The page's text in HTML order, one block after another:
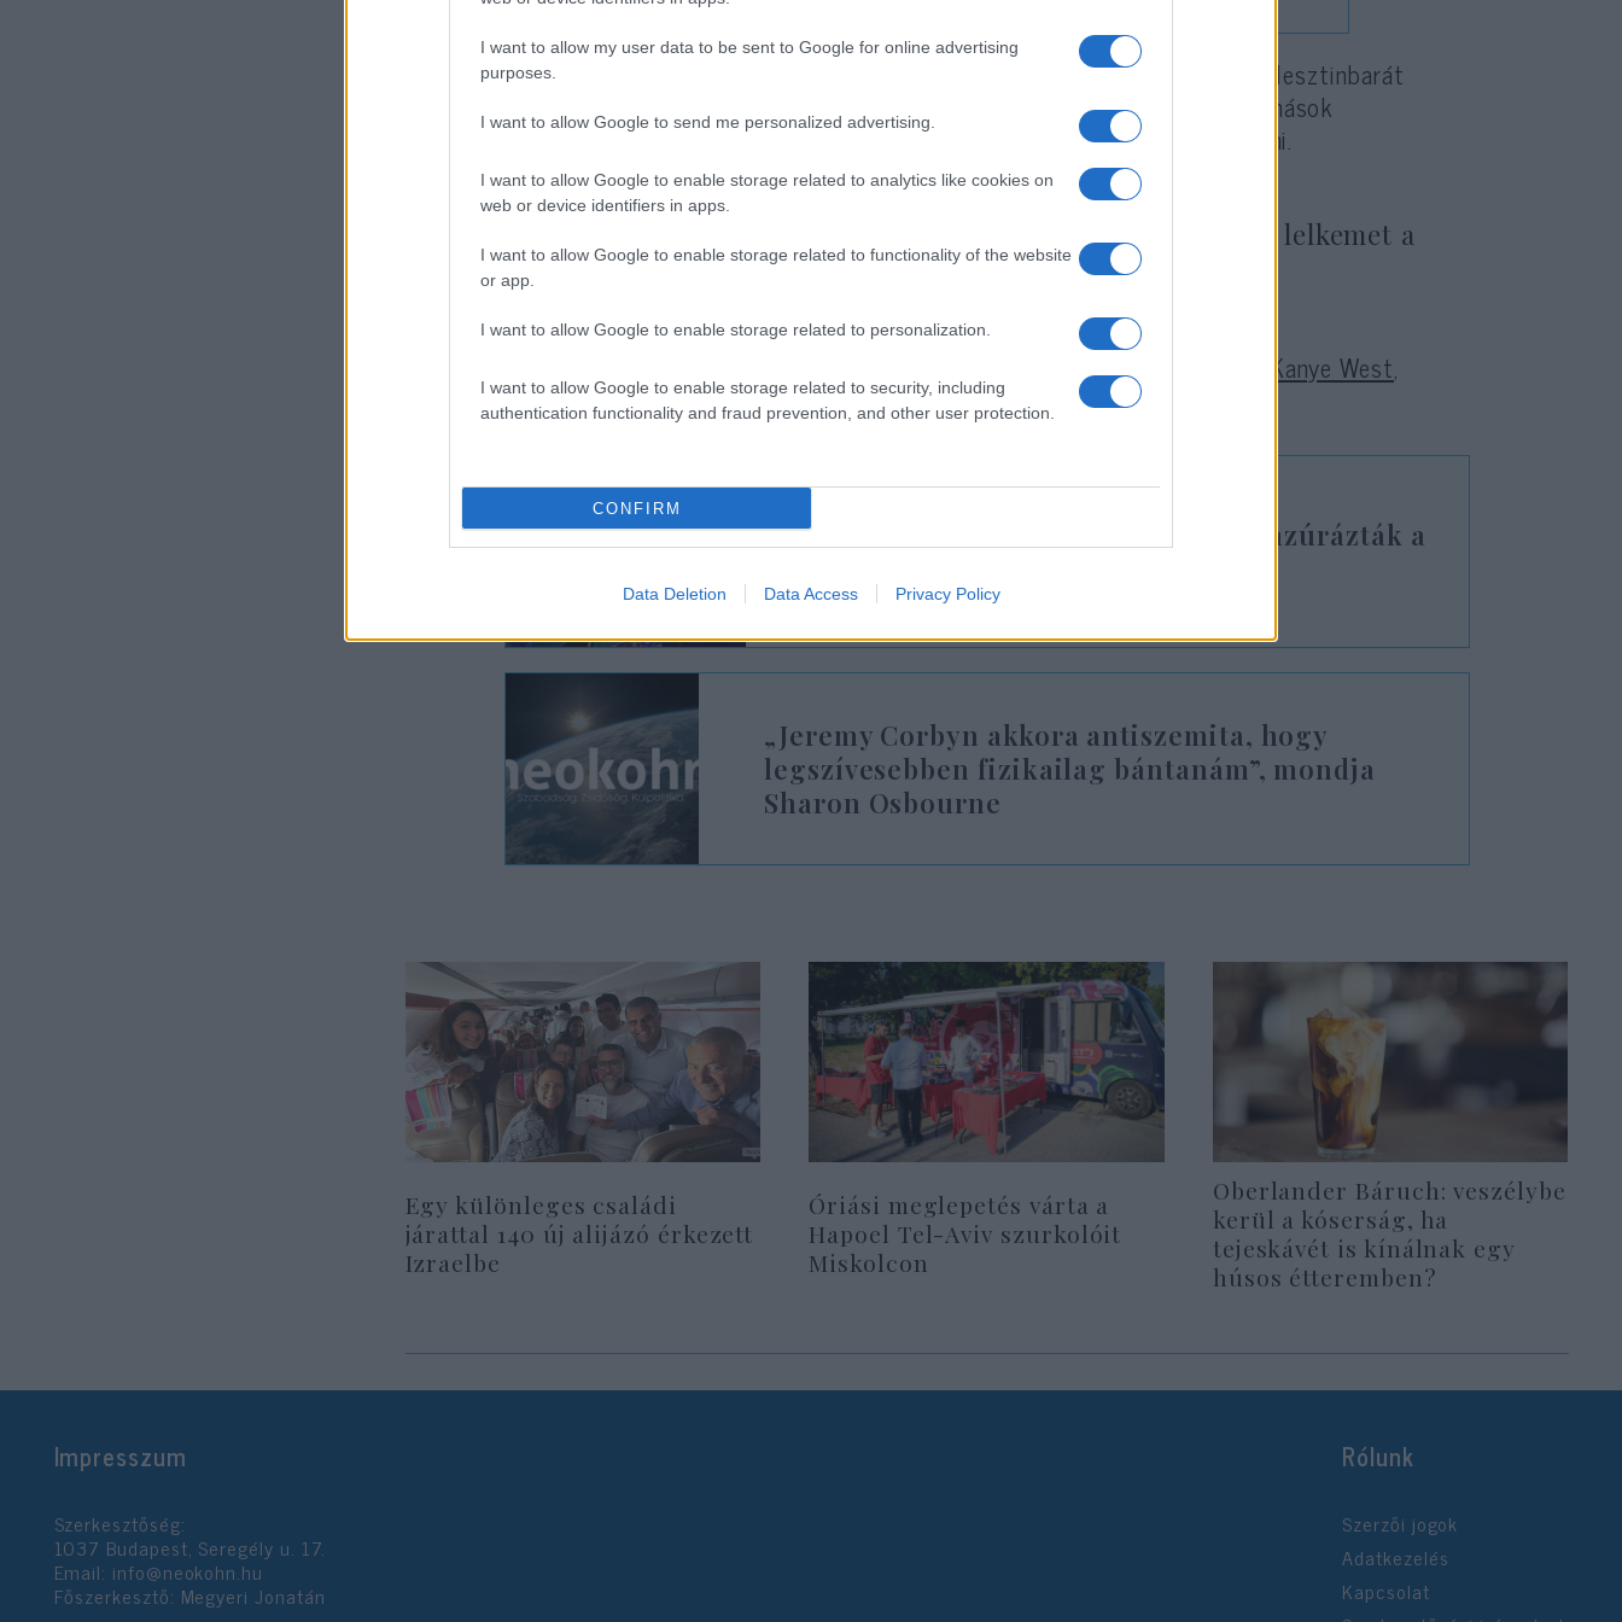
I want to allow my user data to be sent to Google for online advertising
purposes.
I want to allow Google to send me personalized advertising.
I want to allow Google to enable storage related to analytics like cookies on
web or device identifiers in apps.
I want to allow Google to enable storage related to functionality of the website
or app.
I want to allow Google to enable storage related to personalization.
I want to allow Google to enable storage related to security, including
authentication functionality and fraud prevention, and other user protection.
CONFIRM
Data Deletion Data Access Privacy Policy
Draiman álláspontját nem mindenki tűri csendben. Az Izrael-ellenes és palesztinbarát
közönség folyamatosan támadja, néhány kollégája elhatárolódott tőle, mások
bojkottálják. Ennek ellenére nem hajlandó bocsánatot kérni vagy hallgatni.
„Nem tudok csendben maradni. Nem fogom elveszíteni a lelkemet a
szórakoztatóiparért”
– mondta korábban, kritizálva olyan művészeket, mintRoger Waters Kanye West,
antiszemita álláspontjuk miatt.
„Zsidó vagyok, ez az én törzsem” – cenzúrázták a
„Jeremy Corbyn akkora antiszemita, hogy
legszívesebben fizikailag bántanám”, mondja
Sharon Osbourne
Egy különleges családi
járattal 140 új alijázó érkezett
Izraelbe
Óriási meglepetés várta a
Hapoel Tel-Aviv szurkolóit
Miskolcon
Oberlander Báruch: veszélybe
kerül a kóserság, ha
tejeskávét is kínálnak egy
húsos étteremben?
Impresszum
Szerkesztőség:
1037 Budapest, Seregély u. 17.
Email: info@neokohn.hu
Főszerkesztő: Megyeri Jonatán
Rólunk
Szerzői jogok
Adatkezelés
Kapcsolat